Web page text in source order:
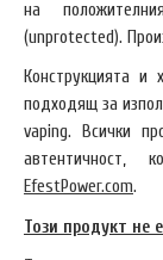
на
(unprotected).
Конструкцията и
подходящ за
vaping. Всички
EfestPower.com.
Този продукт не